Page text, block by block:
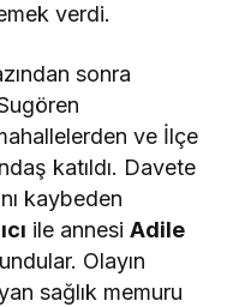
verdi.
sonra
ve İlçe
katıldı. Davete
kaybeden
ile annesiAdile
Olayın
sağlık memuru